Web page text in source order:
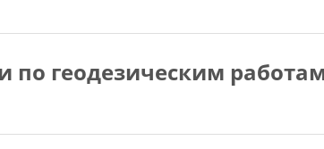
геодезическим